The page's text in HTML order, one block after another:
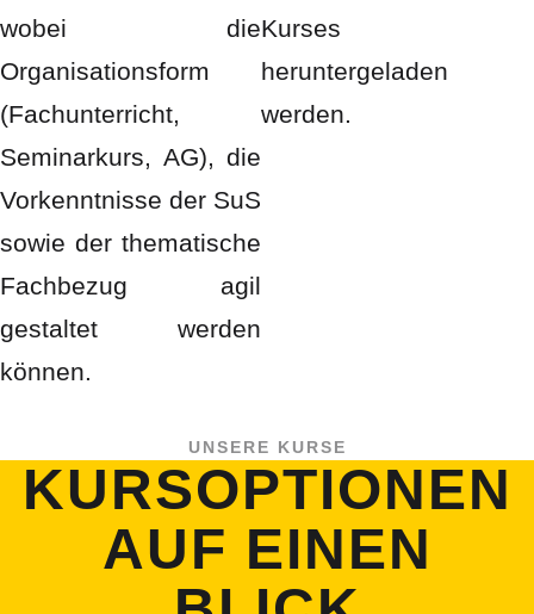
wobei die
Organisationsform
(Fachunterricht,
Seminarkurs, AG), die
Vorkenntnisse der SuS
sowie der thematische
Fachbezug agil
gestaltet werden
können.
Kurses
heruntergeladen
werden.
UNSERE KURSE
KURSOPTIONEN
AUF EINEN